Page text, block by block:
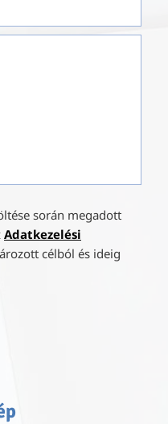
során megadott
Adatkezelési
célból és ideig